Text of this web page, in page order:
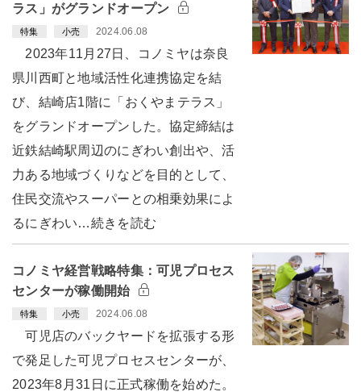
ラス」がグランドオープン
特集 小売 2024.06.08
2023年11月27日、コノミヤは奈良
県川西町と地域活性化連携協定を結
び、結崎店1階に「おくやまテラス」
をグランドオープンした。協定締結は
近鉄結崎駅周辺のにぎわい創出や、活
力ある地域づくりなどを目的として、
住民交流やスーパーとの相乗効果によ
るにぎわい…続きを読む
コノミヤ経営戦略特集：可児プロセス
センターが稼働開始
特集 小売 2024.06.08
可児店のバックヤードを拡張する形
で発足した可児プロセスセンターが、
2023年8月31日に正式稼働を始めた。